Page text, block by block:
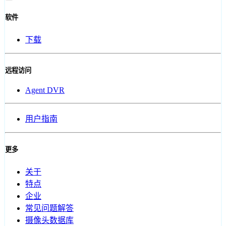
软件
下载
远程访问
Agent DVR
用户指南
更多
关于
特点
企业
常见问题解答
摄像头数据库